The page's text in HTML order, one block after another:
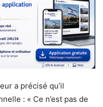
a précisé qu’il
: « Ce n’est pas de